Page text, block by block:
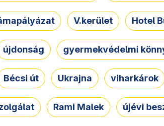
V.kerület Hotel
újdonság gyermekvédelmi
Bécsi út Ukrajna viharkárok
Rami Malek újévi